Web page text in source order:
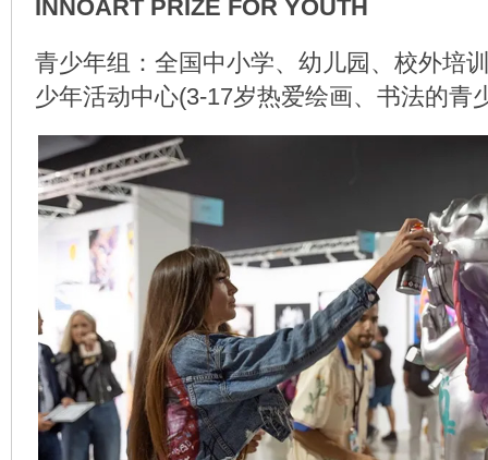
INNOART PRIZE FOR YOUTH
青少年组：全国中小学、幼儿园、校外培
少年活动中心(3-17岁热爱绘画、书法的青